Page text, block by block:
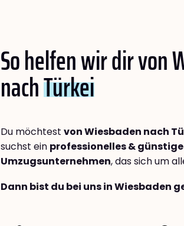
So helfen wir dir von
nachTürkei
Du möchtest von Wiesbaden nach
suchst ein professionelles &
Umzugsunternehmen, das sich um
Dann bist du bei uns in Wiesbaden